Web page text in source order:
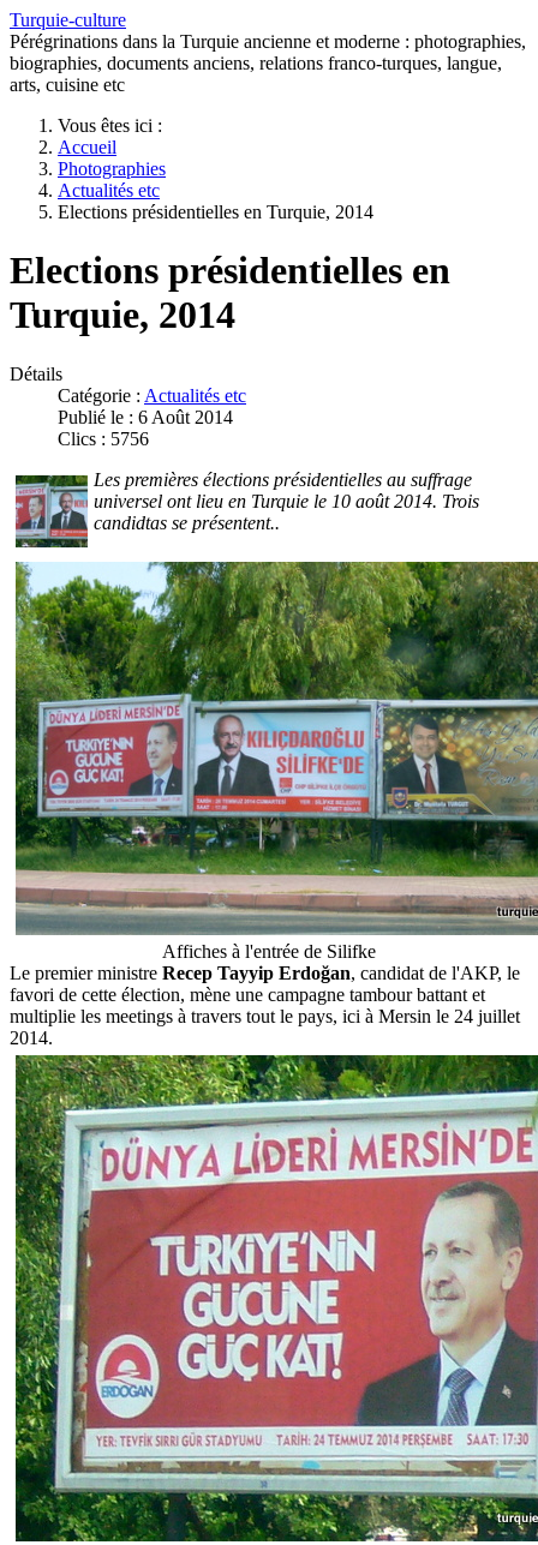
Turquie-culture
Pérégrinations dans la Turquie ancienne et moderne : photographies,
biographies, documents anciens, relations franco-turques, langue,
arts, cuisine etc
Vous êtes ici :
Accueil
Photographies
Actualités etc
Elections présidentielles en Turquie, 2014
Elections présidentielles en
Turquie, 2014
Détails
Catégorie : Actualités etc
Publié le : 6 Août 2014
Clics : 5756
Les premières élections présidentielles au suffrage
universel ont lieu en Turquie le 10 août 2014. Trois
candidtas se présentent..
Affiches à l'entrée de Silifke
Le premier ministre Recep Tayyip Erdoğan, candidat de l'AKP, le
favori de cette élection, mène une campagne tambour battant et
multiplie les meetings à travers tout le pays, ici à Mersin le 24 juillet
2014.